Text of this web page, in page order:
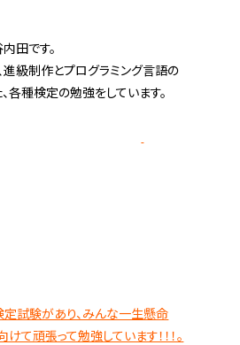
田です。
進級制作とプログラミング言語の
各種検定の勉強をしています。
試験があり、みんな一生懸命
頑張って勉強しています！！！。